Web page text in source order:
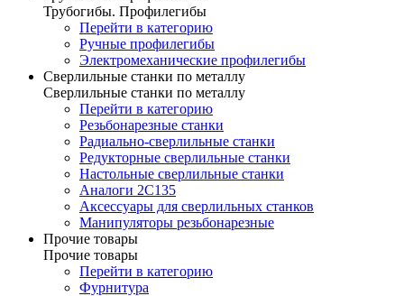
Трубогибы. Профилегибы
Перейти в категорию
Ручные профилегибы
Электромеханические профилегибы
Сверлильные станки по металлу
Сверлильные станки по металлу
Перейти в категорию
Резьбонарезные станки
Радиально-сверлильные станки
Редукторные сверлильные станки
Настольные сверлильные станки
Аналоги 2С135
Аксессуары для сверлильных станков
Манипуляторы резьбонарезные
Прочие товары
Прочие товары
Перейти в категорию
Фурнитура